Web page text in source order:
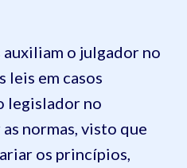
o julgador no
leis em casos
legislador no
normas, visto que
os princípios,